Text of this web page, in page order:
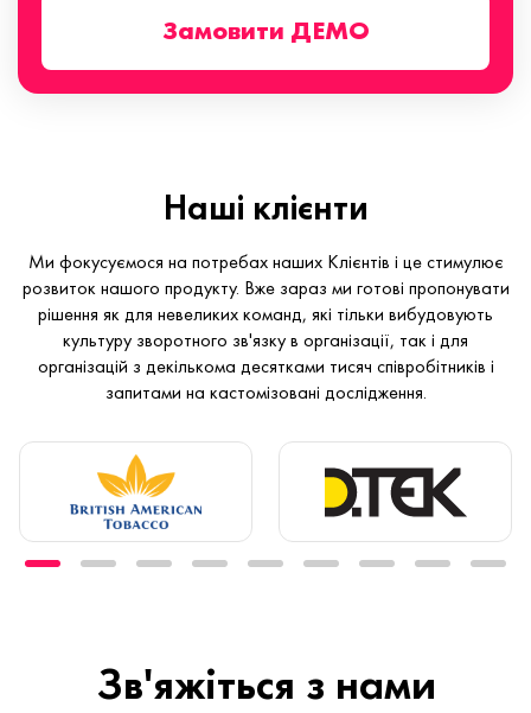
Замовити ДЕМО
Наші клієнти
Ми фокусуємося на потребах наших Клієнтів і це стимулює
розвиток нашого продукту. Вже зараз ми готові пропонувати
рішення як для невеликих команд, які тільки вибудовують
культуру зворотного зв'язку в організації, так і для
організацій з декількома десятками тисяч співробітників і
запитами на кастомізовані дослідження.
Зв'яжіться з нами